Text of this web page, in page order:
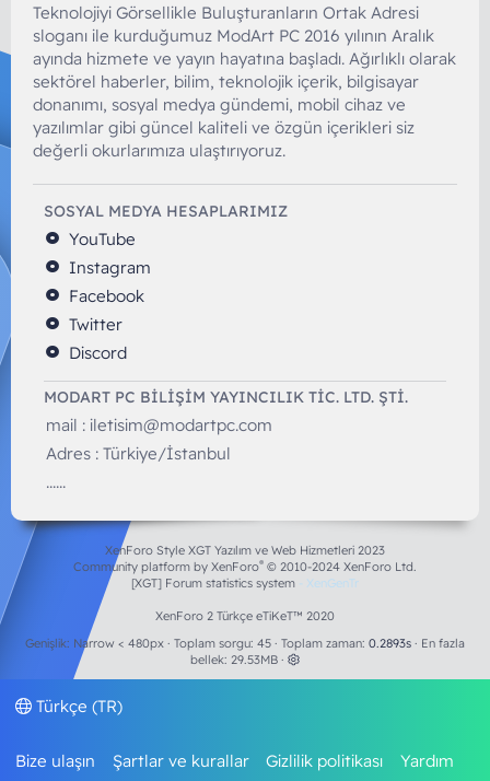
Teknolojiyi Görsellikle Buluşturanların Ortak Adresi
sloganı ile kurduğumuz ModArt PC 2016 yılının Aralık
ayında hizmete ve yayın hayatına başladı. Ağırlıklı olarak
sektörel haberler, bilim, teknolojik içerik, bilgisayar
donanımı, sosyal medya gündemi, mobil cihaz ve
yazılımlar gibi güncel kaliteli ve özgün içerikleri siz
değerli okurlarımıza ulaştırıyoruz.
SOSYAL MEDYA HESAPLARIMIZ
YouTube
Instagram
Facebook
Twitter
Discord
MODART PC BILIŞIM YAYINCILIK TİC. LTD. ŞTİ.
mail : iletisim@modartpc.com
Adres : Türkiye/İstanbul
......
XenForo Style XGT Yazılım ve Web Hizmetleri 2023
Community platform by XenForo® © 2010-2024 XenForo Ltd.
[XGT] Forum statistics system
- XenGenTr
XenForo 2 Türkçe eTiKeT™ 2020
Genişlik
Toplam sorgu 45 Toplam zaman 0.2893s
En fazla
bellek 29.53MB
Türkçe (TR)
Bize ulaşın Şartlar ve kurallar Gizlilik politikası Yardım